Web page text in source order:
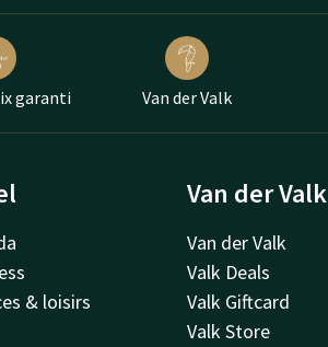
garanti Van der Valk
& loisirs
Van der Valk
Van der Valk
Valk Deals
Valk Giftcard
Valk Store